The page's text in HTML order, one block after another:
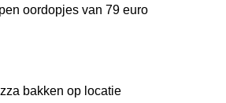
oordopjes van 79 euro
bakken op locatie